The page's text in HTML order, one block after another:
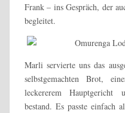
Frank – ins Gespräch, der
begleitet.
Marli servierte uns das
selbstgemachten Brot,
leckererem Hauptgericht
bestand. Es passte einfach